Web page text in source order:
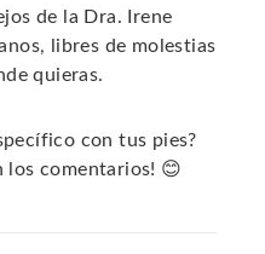
de la Dra. Irene
libres de molestias
quieras.
con tus pies?
los comentarios! 😊